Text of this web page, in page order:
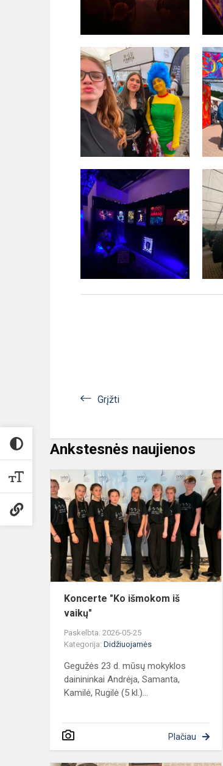
Grįžti
Ankstesnės naujienos
Koncerte "Ko išmokom iš
vaikų"
Paskelbta: 2026-05-25
Kategorija: Didžiuojamės
Gegužės 23 d. mūsų mokyklos
dainininkai Andrėja, Samanta,
Kamilė, Rugilė (5 kl.)...
Plačiau